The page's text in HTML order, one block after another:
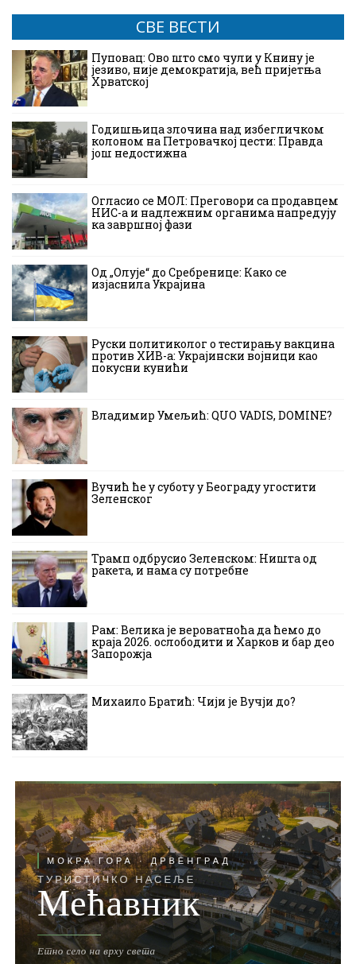
СВЕ ВЕСТИ
Пуповац: Ово што смо чули у Книну је
језиво, није демократија, већ пријетња
Хрватској
Годишњица злочина над избегличком
колоном на Петровачкој цести: Правда
још недостижна
Огласио се МОЛ: Преговори са продавцем
НИС-а и надлежним органима напредују
ка завршној фази
Од „Олује“ до Сребренице: Како се
изјаснила Украјина
Руски политиколог о тестирању вакцина
против ХИВ-а: Украјински војници као
покусни кунићи
Владимир Умељић: QUO VADIS, DOMINE?
Вучић ће у суботу у Београду угостити
Зеленског
Трамп одбрусио Зеленском: Ништа од
ракета, и нама су потребне
Рам: Велика је вероватноћа да ћемо до
краја 2026. ослободити и Харков и бар део
Запорожја
Михаило Братић: Чији је Вучји до?